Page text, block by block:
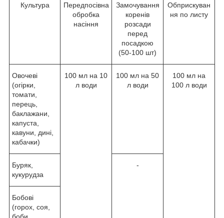
Культура
Передпосівна
обробка
насіння
Замочування
коренів
розсади
перед
посадкою
(50-100 шт)
Обприскуван
ня по листу
Овочеві
(огірки,
томати,
перець,
баклажани,
капуста,
кавуни, дині,
кабачки)
100 мл на 10
л води
100 мл на 50
л води
100 мл на
100 л води
Буряк,
кукурудза
-
Бобові
(горох, соя,
боби,